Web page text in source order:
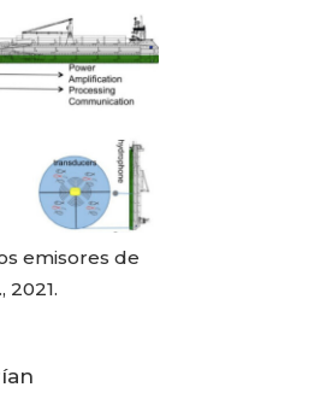
emisores de
2021.